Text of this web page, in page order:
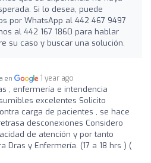
Si lo desea, puede
por WhatsApp al 442 467 9497
al 442 167 1860 para hablar
su caso y buscar una solución.
en 1 year ago
, enfermería e intendencia
excelentes Solicito
carga de pacientes , se hace
desconexiones Considero
de atención y por tanto
Dras y Enfermería. (17 a 18 hrs ) (